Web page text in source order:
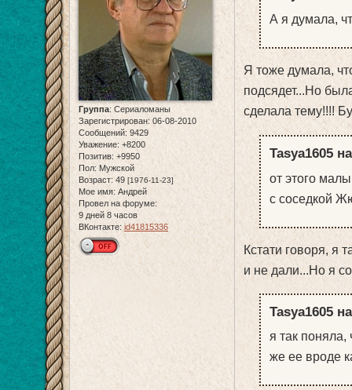
Группа: Сериаломаны
Зарегистрирован: 06-08-2010
Сообщений: 9429
Уважение: +8200
Позитив: +9950
Пол: Мужской
Возраст: 49 [1976-11-23]
Мое имя: Андрей
Провел на форуме:
9 дней 8 часов
ВКонтакте: id41815336
А я думала,
Я тоже думала,
подсядет...Но
сделала тему!!!!
Tasya1605
от этого
с соседкой
Кстати говоря, я
и не дали...Но я
Tasya1605
я так поняла,
же ее вроде